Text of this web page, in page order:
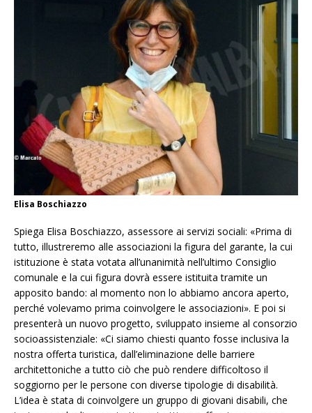
Elisa Boschiazzo
Spiega Elisa Boschiazzo, assessore ai servizi sociali: «Prima di
tutto, illustreremo alle associazioni la figura del garante, la cui
istituzione è stata votata all’unanimità nell’ultimo Consiglio
comunale e la cui figura dovrà essere istituita tramite un
apposito bando: al momento non lo abbiamo ancora aperto,
perché volevamo prima coinvolgere le associazioni». E poi si
presenterà un nuovo progetto, sviluppato insieme al consorzio
socioassistenziale: «Ci siamo chiesti quanto fosse inclusiva la
nostra offerta turistica, dall’eliminazione delle barriere
architettoniche a tutto ciò che può rendere difficoltoso il
soggiorno per le persone con diverse tipologie di disabilità.
L’idea è stata di coinvolgere un gruppo di giovani disabili, che